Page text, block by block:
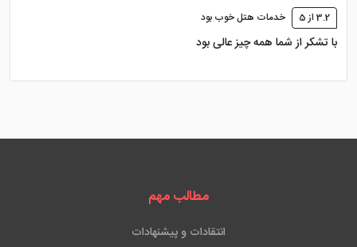
3.2 از 5 خدمات هتل خوب بود
با تشکر از شما همه چیز عالی بود
مطالب مهم
انتقادات و پیشنهادات